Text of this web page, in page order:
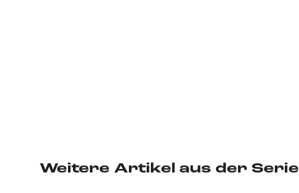
Weitere Artikel aus der Serie